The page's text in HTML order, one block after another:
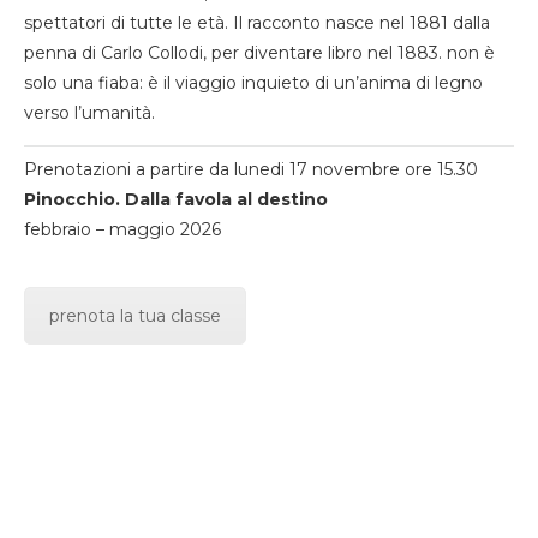
spettatori di tutte le età. Il racconto nasce nel 1881 dalla
penna di Carlo Collodi, per diventare libro nel 1883. non è
solo una fiaba: è il viaggio inquieto di un’anima di legno
verso l’umanità.
Prenotazioni a partire da lunedi 17 novembre ore 15.30
Pinocchio. Dalla favola al destino
febbraio – maggio 2026
prenota la tua classe